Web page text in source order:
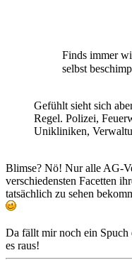
Finds immer
selbst
Gefühlt sieht sich
Regel. Polizei,
Unikliniken,
Blimse? Nö! Nur alle AG-
verschiedensten Facetten
tatsächlich zu sehen
Da fällt mir noch ein
es raus!